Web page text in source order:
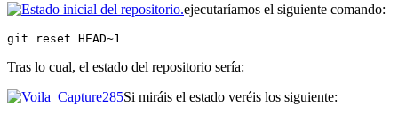
ejecutaríamos el siguiente comando:
git reset HEAD~1
Tras lo cual, el estado del repositorio sería:
Si miráis el estado veréis los siguiente: